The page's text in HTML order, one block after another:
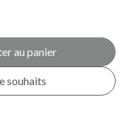
au panier
souhaits